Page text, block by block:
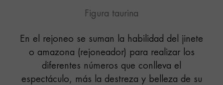
Figura taurina
En el rejoneo se suman la habilidad del jinete
o amazona (rejoneador) para realizar los
diferentes números que conlleva el
espectáculo, más la destreza y belleza de su